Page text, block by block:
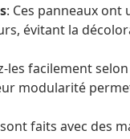
: Ces panneaux
évitant la
les facilement
modularité
faits avec des